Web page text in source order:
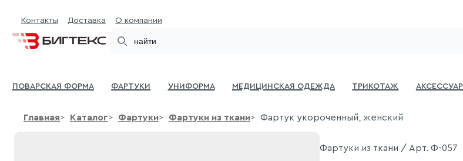
Контакты Доставка О компании
Поварская форма Фартуки Униформа Медицинская одежда Трикотаж
Главная Каталог Фартуки Фартуки из ткани Фартук укороченный, женский
Фартуки из ткани / Арт. Ф-057